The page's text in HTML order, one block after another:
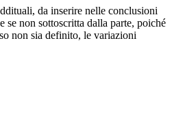
da inserire nelle conclusioni
non sottoscritta dalla parte, poiché
non sia definito, le variazioni